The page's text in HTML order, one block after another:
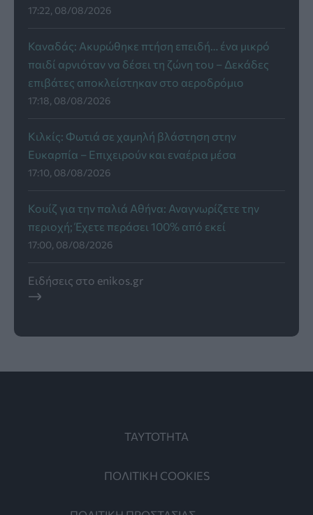
17:22, 08/08/2026
Καναδάς: Ακυρώθηκε πτήση επειδή… ένα μικρό
παιδί αρνιόταν να δέσει τη ζώνη του – Δεκάδες
επιβάτες αποκλείστηκαν στο αεροδρόμιο
17:18, 08/08/2026
Κιλκίς: Φωτιά σε χαμηλή βλάστηση στην
Ευκαρπία – Επιχειρούν και εναέρια μέσα
17:10, 08/08/2026
Κουίζ για την παλιά Αθήνα: Αναγνωρίζετε την
περιοχή; Έχετε περάσει 100% από εκεί
17:00, 08/08/2026
Ειδήσεις στο enikos.gr
ΤΑΥΤΟΤΗΤΑ
ΠΟΛΙΤΙΚΗ COOKIES